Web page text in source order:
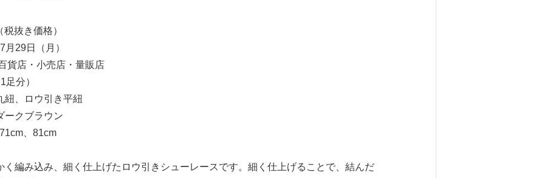
抜き価格）
29日（月）
店・小売店・量販店
分）
、ロウ引き平紐
クブラウン
、81cm
く編み込み、細く仕上げたロウ引きシューレースです。細く仕上げることで、結んだ